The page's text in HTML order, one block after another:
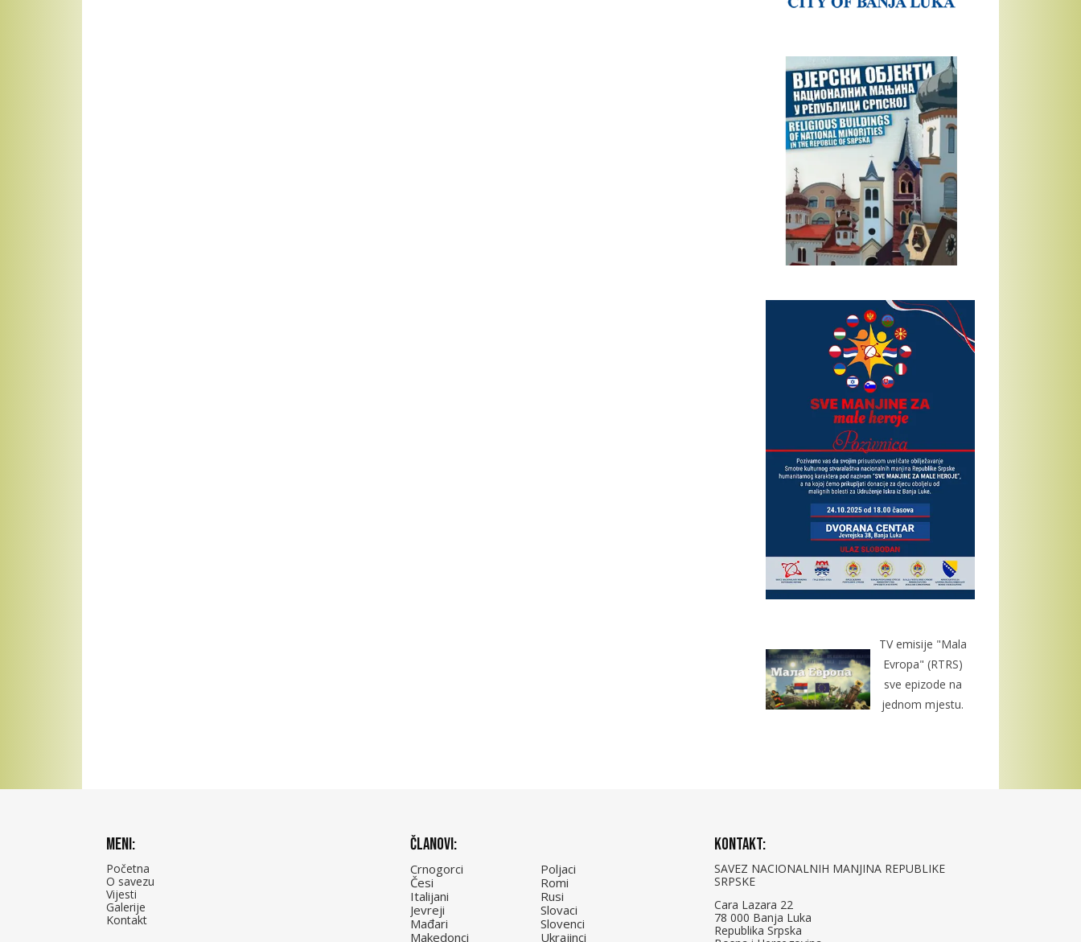
TV emisije "Mala
Evropa" (RTRS)
sve epizode na
jednom mjestu.
Meni:
Početna
O savezu
Vijesti
Galerije
Kontakt
Članovi:
Crnogorci
Česi
Italijani
Jevreji
Mađari
Makedonci
Poljaci
Romi
Rusi
Slovaci
Slovenci
Ukrajinci
Kontakt:
SAVEZ NACIONALNIH MANJINA REPUBLIKE
SRPSKE
Cara Lazara 22
78 000 Banja Luka
Republika Srpska